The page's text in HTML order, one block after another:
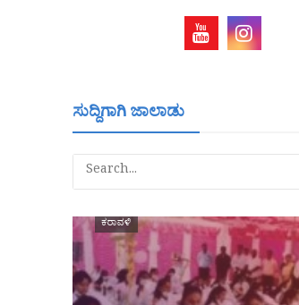
ಸುದ್ದಿಗಾಗಿ ಜಾಲಾಡು
ಕರಾವಳಿ